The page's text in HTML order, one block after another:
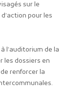
sur le
pour les
l’auditorium de la
les dossiers en
renforcer la